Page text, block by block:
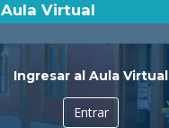
Aula Virtual
Ingresar al Aula Virtual
Entrar